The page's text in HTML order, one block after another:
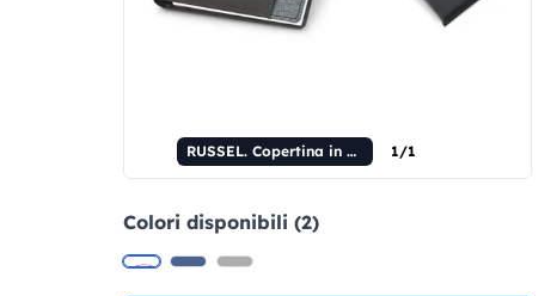
RUSSEL. Copertina in PU e tessuto in poliestere con block notes A5 con pagine semplici 1/1
Colori disponibili (2)